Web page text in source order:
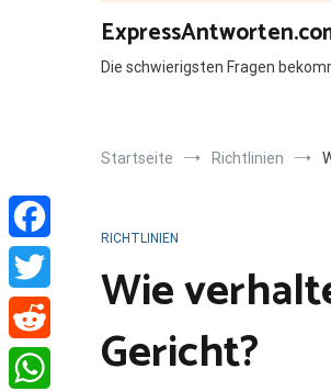
Die schwierigsten Fragen
Startseite Richtlinien
RICHTLINIEN
Wie
Gericht?
Facebook
Twitter
Reddit